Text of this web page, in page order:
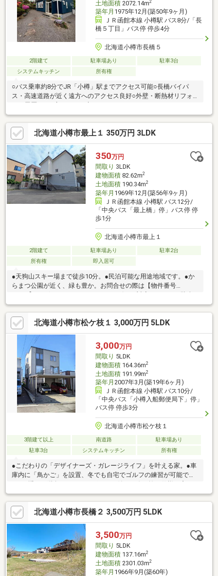
土地面積2072.14m2
築年月 1975年12月(築50年9ヶ月)
ＪＲ函館本線 小樽駅 バス8分/「長
橋５丁目」バス停 停歩4分
北海道小樽市長橋５
2階建て 駐車場あり
駐車3台
システムキッチン
所有権
○バス乗車約8分でJR「小樽」駅までアクセス可能○長橋バイパ
ス・高速道路が近く遠方へのアクセス良好○外壁・断熱材リフォ
北海道小樽市最上１ 350万円 3LDK
350万円
間取り 3LDK
建物面積82.62m2
土地面積190.34m2
築年月 1969年12月(築56年9ヶ月)
ＪＲ函館本線 小樽駅 バス12分/
「中央バス「最上橋」停」バス停 停
歩1分
北海道小樽市最上１
2階建て 駐車場あり
駐車2台
所有権
即入居可
●天狗山スキー場まで徒歩10分。●民泊可能な用途地域です。●か
らまつ公園が近く、緑も豊か。お問合せの際は【物件番号
23811】とお伝えいただけるとスムーズにご対応できます。駐車
２台可、ＬＤＫ２０畳以上、土地50坪以上、前道６ｍ以上、和
室、始発駅、２階建、東南向き、緑豊かな住宅地
北海道小樽市松ケ枝１ 3,000万円 5LDK
3,000万円
間取り 5LDK
建物面積164.36m2
土地面積191.99m2
築年月 2007年3月(築19年6ヶ月)
ＪＲ函館本線 小樽駅 バス10分/
「中央バス「小樽入船郵便局下」停」
バス停 停歩3分
北海道小樽市松ケ枝１
3階建て以上 南道路
駐車場あり
駐車3台
システムキッチン 所有権
●こだわりの「デザイナーズ・ガレージライフ」を叶える家。●車
庫内に「鳥かご」を設置、冬でも自宅でゴルフの練習が可能で
多く開放的な内装。●裏庭があり、家庭菜園やBBQも楽しめます。
お問合せの際は【物件番号10534】とお伝えいただけるとスムー
ズにご対応できます。駐車３台以上可、ＬＤＫ２０畳以上、土地
50坪以上、市街地が近い、南向き、システムキッチン、南側道路
面す、前道６ｍ以上、和室、始発駅、整形地、庭、家庭菜園、浴
室に窓、都市近郊、シャッター車庫、ＩＨクッキングヒーター、
３階建以上
北海道小樽市長橋２ 3,500万円 5LDK
3,500万円
間取り 5LDK
建物面積137.16m2
土地面積2301.03m2
築年月 1966年9月(築60年)